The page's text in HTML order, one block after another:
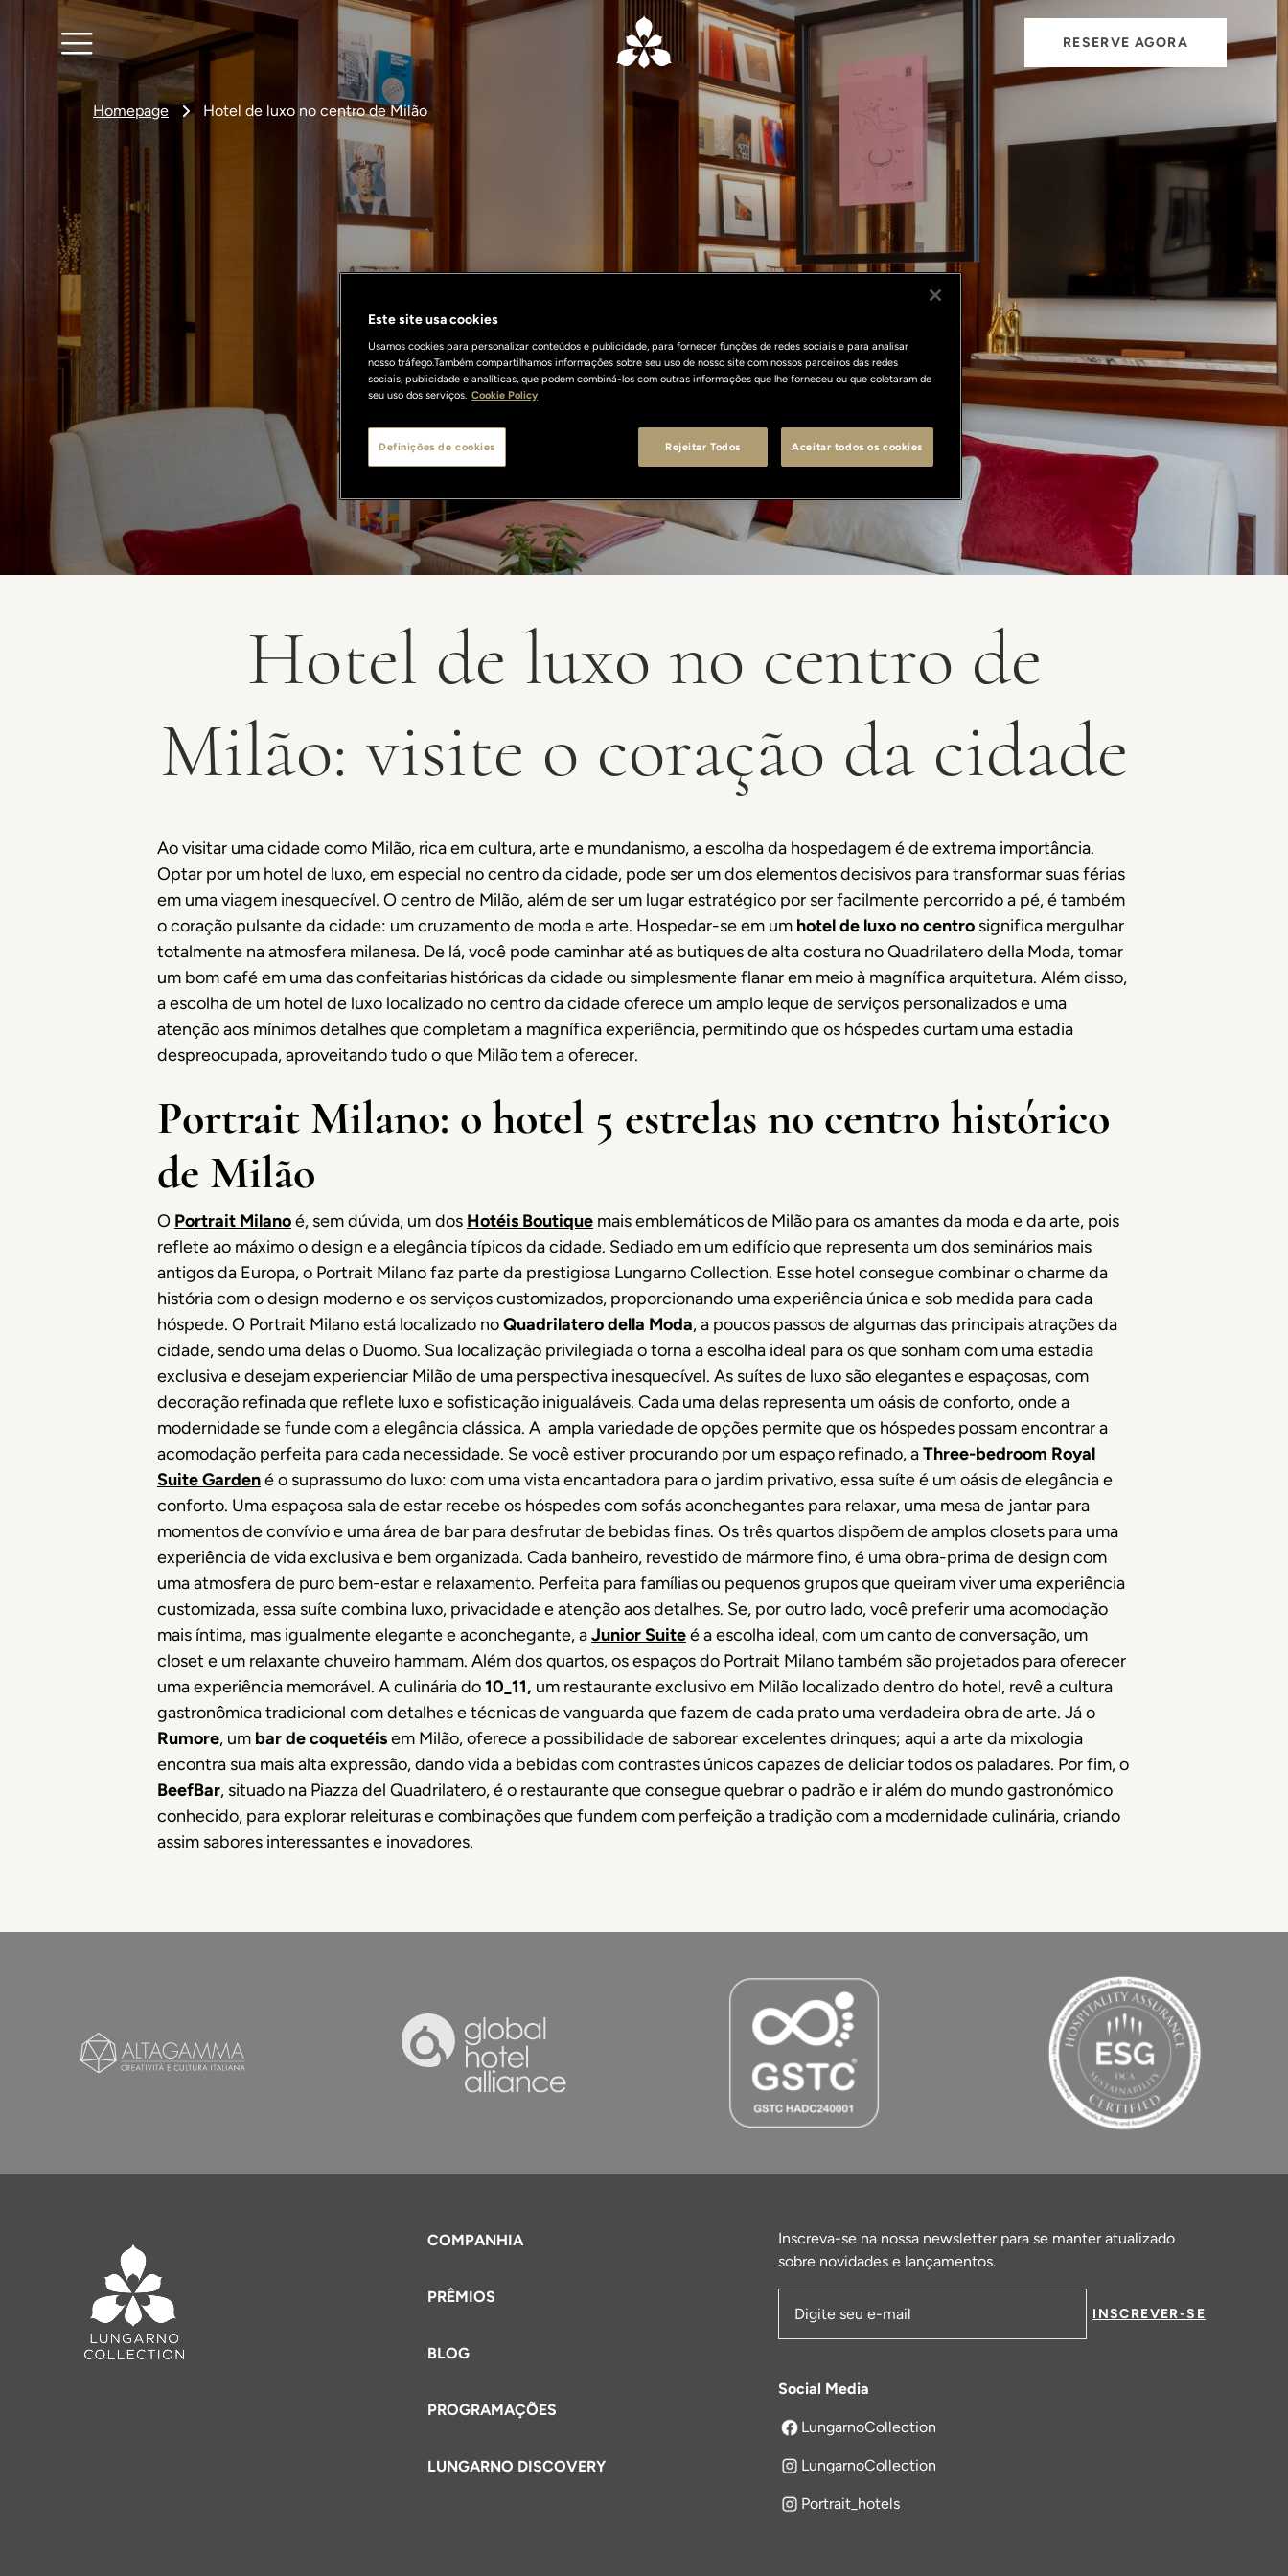
RESERVE AGORA
Homepage Hotel de luxo no centro de Milão
Hotel de luxo no centro de
Milão: visite o coração da cidade
Ao visitar uma cidade como Milão, rica em cultura, arte e mundanismo, a escolha da hospedagem é de extrema importância.
Optar por um hotel de luxo, em especial no centro da cidade, pode ser um dos elementos decisivos para transformar suas férias
em uma viagem inesquecível. O centro de Milão, além de ser um lugar estratégico por ser facilmente percorrido a pé, é também
o coração pulsante da cidade: um cruzamento de moda e arte. Hospedar-se em um hotel de luxo no centro significa mergulhar
totalmente na atmosfera milanesa. De lá, você pode caminhar até as butiques de alta costura no Quadrilatero della Moda, tomar
um bom café em uma das confeitarias históricas da cidade ou simplesmente flanar em meio à magnífica arquitetura. Além disso,
a escolha de um hotel de luxo localizado no centro da cidade oferece um amplo leque de serviços personalizados e uma
atenção aos mínimos detalhes que completam a magnífica experiência, permitindo que os hóspedes curtam uma estadia
despreocupada, aproveitando tudo o que Milão tem a oferecer.
Portrait Milano: o hotel 5 estrelas no centro histórico
de Milão
O Portrait Milanoé, sem dúvida, um dos Hotéis Boutique mais emblemáticos de Milão para os amantes da moda e da arte, pois
reflete ao máximo o design e a elegância típicos da cidade. Sediado em um edifício que representa um dos seminários mais
antigos da Europa, o Portrait Milano faz parte da prestigiosa Lungarno Collection. Esse hotel consegue combinar o charme da
história com o design moderno e os serviços customizados, proporcionando uma experiência única e sob medida para cada
hóspede. O Portrait Milano está localizado noQuadrilatero della Moda, a poucos passos de algumas das principais atrações da
cidade, sendo uma delas o Duomo. Sua localização privilegiada o torna a escolha ideal para os que sonham com uma estadia
exclusiva e desejam experienciar Milão de uma perspectiva inesquecível. As suítes de luxo são elegantes e espaçosas, com
decoração refinada que reflete luxo e sofisticação inigualáveis. Cada uma delas representa um oásis de conforto, onde a
modernidade se funde com a elegância clássica. A ampla variedade de opções permite que os hóspedes possam encontrar a
acomodação perfeita para cada necessidade. Se você estiver procurando por um espaço refinado, aThree-bedroom Royal
Suite Gardené o suprassumo do luxo: com uma vista encantadora para o jardim privativo, essa suíte é um oásis de elegância e
conforto. Uma espaçosa sala de estar recebe os hóspedes com sofás aconchegantes para relaxar, uma mesa de jantar para
momentos de convívio e uma área de bar para desfrutar de bebidas finas. Os três quartos dispõem de amplos closets para uma
experiência de vida exclusiva e bem organizada. Cada banheiro, revestido de mármore fino, é uma obra-prima de design com
uma atmosfera de puro bem-estar e relaxamento. Perfeita para famílias ou pequenos grupos que queiram viver uma experiência
customizada, essa suíte combina luxo, privacidade e atenção aos detalhes. Se, por outro lado, você preferir uma acomodação
mais íntima, mas igualmente elegante e aconchegante, aJunior Suiteé a escolha ideal, com um canto de conversação, um
closet e um relaxante chuveiro hammam. Além dos quartos, os espaços do Portrait Milano também são projetados para oferecer
uma experiência memorável. A culinária do10_11, um restaurante exclusivo em Milão localizado dentro do hotel, revê a cultura
gastronômica tradicional com detalhes e técnicas de vanguarda que fazem de cada prato uma verdadeira obra de arte. Já o
Rumore, um bar de coquetéisem Milão, oferece a possibilidade de saborear excelentes drinques; aqui a arte da mixologia
encontra sua mais alta expressão, dando vida a bebidas com contrastes únicos capazes de deliciar todos os paladares. Por fim, o
BeefBar, situado na Piazza del Quadrilatero, é o restaurante que consegue quebrar o padrão e ir além do mundo gastronómico
conhecido, para explorar releituras e combinações que fundem com perfeição a tradição com a modernidade culinária, criando
assim sabores interessantes e inovadores.
COMPANHIA
PRÊMIOS
BLOG
PROGRAMAÇÕES
LUNGARNO DISCOVERY
Inscreva-se na nossa newsletter para se manter atualizado
sobre novidades e lançamentos.
Endereço de email
INSCREVER-SE
Social Media
LungarnoCollection
abre em uma nova aba
LungarnoCollection
Portrait_hotels
Este site usa cookies
Usamos cookies para personalizar conteúdos e publicidade, para fornecer funções de redes sociais e para analisar
nosso tráfego.Também compartilhamos informações sobre seu uso de nosso site com nossos parceiros das redes
sociais, publicidade e analíticas, que podem combiná-los com outras informações que lhe forneceu ou que coletaram de
seu uso dos serviços. Cookie Policy
Rejeitar Todos Aceitar todos os cookies
Definições de cookies